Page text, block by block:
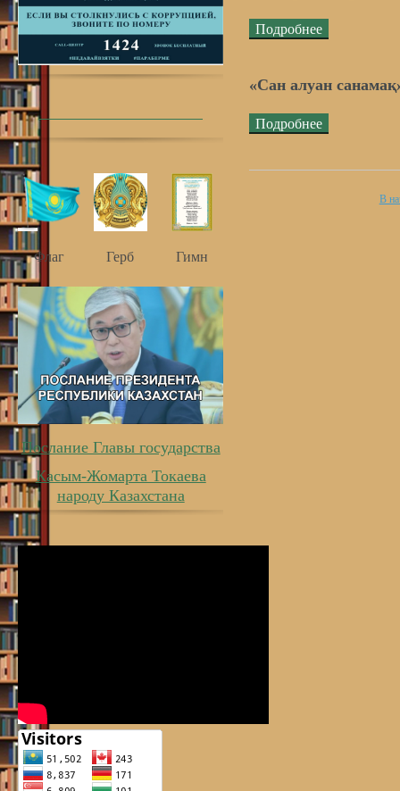
Флаг Герб Гимн
Послание Главы государства
Касым-Жомарта Токаева
народу Казахстана
Подробнее
«Сан алуан
Подробнее
В